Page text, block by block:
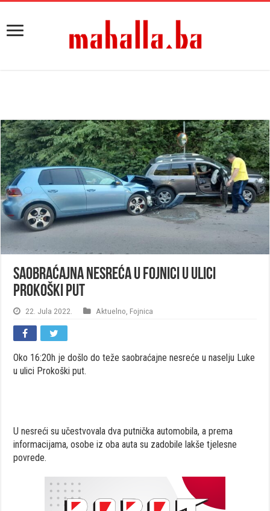
Saobraćajna nesreća u Fojnici u ulici
Prokoški put
22. Jula 2022. Aktuelno Fojnica
Oko 16:20h je došlo do teže saobraćajne nesreće u naselju Luke
u ulici Prokoški put.
U nesreći su učestvovala dva putnička automobila, a prema
informacijama, osobe iz oba auta su zadobile lakše tjelesne
povrede.